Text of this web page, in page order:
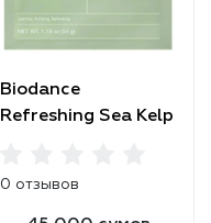
Biodance
Refreshing Sea Kelp
0 отзывов